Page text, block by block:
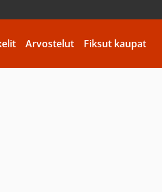
Arvostelut Fiksut kaupat